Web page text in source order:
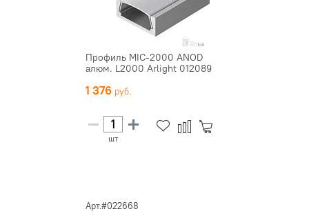
Профиль MIC-2000 ANOD
алюм. L2000 Arlight 012089
1 376
шт
Арт.#022668